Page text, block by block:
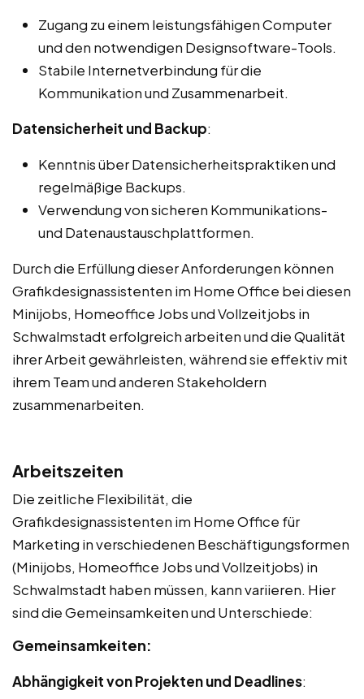
Zugang zu einem leistungsfähigen Computer
und den notwendigen Designsoftware-Tools.
Stabile Internetverbindung für die
Kommunikation und Zusammenarbeit.
Datensicherheit und Backup:
Kenntnis über Datensicherheitspraktiken und
regelmäßige Backups.
Verwendung von sicheren Kommunikations-
und Datenaustauschplattformen.
Durch die Erfüllung dieser Anforderungen können
Grafikdesignassistenten im Home Office bei diesen
Minijobs, Homeoffice Jobs und Vollzeitjobs in
Schwalmstadt erfolgreich arbeiten und die Qualität
ihrer Arbeit gewährleisten, während sie effektiv mit
ihrem Team und anderen Stakeholdern
zusammenarbeiten.
Arbeitszeiten
Die zeitliche Flexibilität, die
Grafikdesignassistenten im Home Office für
Marketing in verschiedenen Beschäftigungsformen
(Minijobs, Homeoffice Jobs und Vollzeitjobs) in
Schwalmstadt haben müssen, kann variieren. Hier
sind die Gemeinsamkeiten und Unterschiede:
Gemeinsamkeiten:
Abhängigkeit von Projekten und Deadlines: